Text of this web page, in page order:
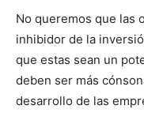
No queremos que las
inhibidor de la
que estas sean un
deben ser más
desarrollo de las